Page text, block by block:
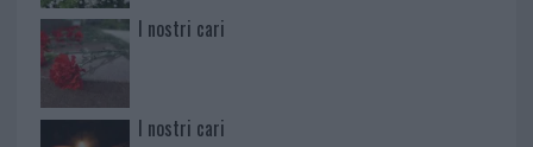
I nostri cari
I nostri cari